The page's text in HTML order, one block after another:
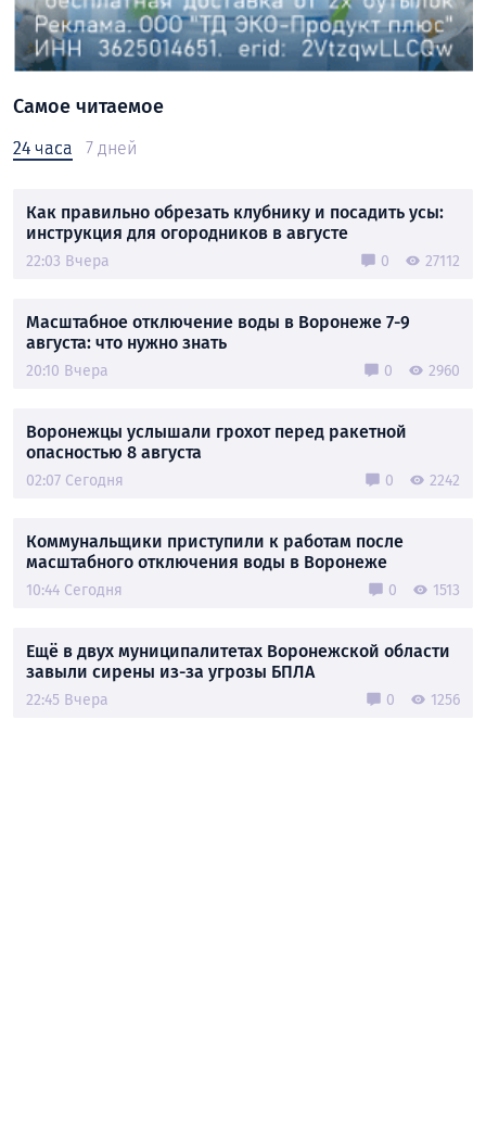
Самое читаемое
24 часа 7 дней
Как правильно обрезать клубнику и посадить усы:
инструкция для огородников в августе
22:03 Вчера 0 27112
Масштабное отключение воды в Воронеже 7-9
августа: что нужно знать
20:10 Вчера 0 2960
Воронежцы услышали грохот перед ракетной
опасностью 8 августа
02:07 Сегодня 0 2242
Коммунальщики приступили к работам после
масштабного отключения воды в Воронеже
10:44 Сегодня 0 1513
Ещё в двух муниципалитетах Воронежской области
завыли сирены из-за угрозы БПЛА
22:45 Вчера 0 1256